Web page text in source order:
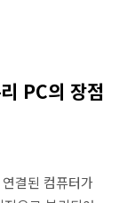
PC의 장점
결된 컴퓨터가